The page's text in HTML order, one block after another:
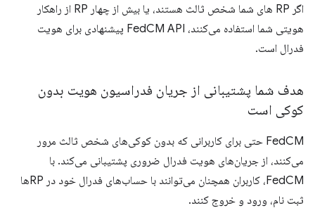
اگر RP های شما شخص ثالث هستند، یا بیش از چهار RP از راهکار
هویتی شما استفاده می‌کنند، FedCM API پیشنهادی برای هویت
فدرال است.
هدف شما پشتیبانی از جریان فدراسیون هویت بدون
کوکی است
FedCM حتی برای کاربرانی که بدون کوکی‌های شخص ثالث مرور
می‌کنند، از جریان‌های هویت فدرال ضروری پشتیبانی می‌کند. با
FedCM، کاربران همچنان می‌توانند با حساب‌های فدرال خود در RPها
ثبت نام، ورود و خروج کنند.